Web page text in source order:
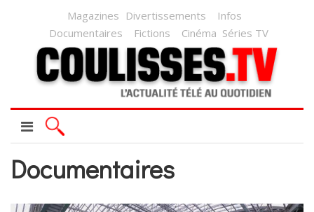
Magazines Divertissements
Infos
Documentaires
Fictions Cinéma Séries TV
Documentaires